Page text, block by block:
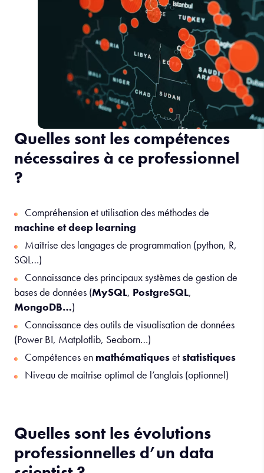
Quelles sont les compétences
nécessaires à ce professionnel
?
Compréhension et utilisation des méthodes de
machine et deep learning
Maîtrise des langages de programmation (python, R,
SQL…)
Connaissance des principaux systèmes de gestion de
bases de données (MySQL,PostgreSQL,
MongoDB…)
Compétences en
mathématiques etstatistiques
Niveau de maitrise optimal de l’anglais (optionnel)